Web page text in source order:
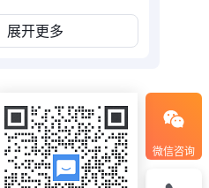
展开更多
微信咨询